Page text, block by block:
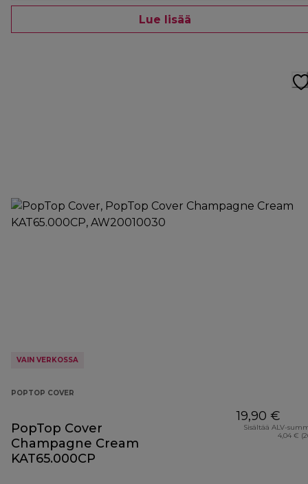
Lue lisää
VAIN VERKOSSA
POPTOP COVER
PopTop Cover
Champagne Cream
KAT65.000CP
19,90 €
Sisältää ALV-
4,04 €